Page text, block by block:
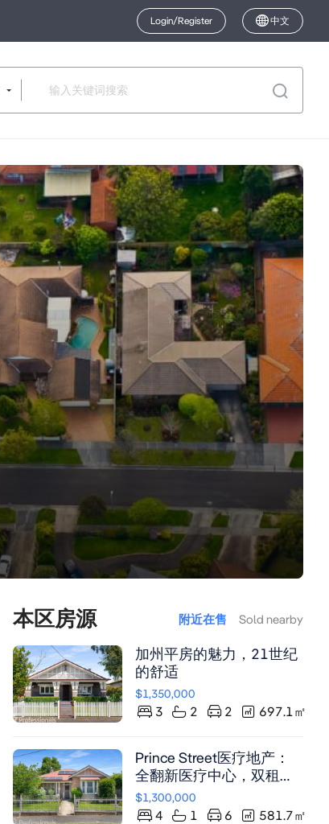
Login/Register 中文
本区房源 附近在售 Sold nearby
加州平房的魅力，21世纪
的舒适
$1,350,000
3 2 2 697.1 ㎡
Prince Street医疗地产：
全翻新医疗中心，双租约
运营，近DPI与Orange
Central Square
$1,300,000
4 1 6 581.7㎡